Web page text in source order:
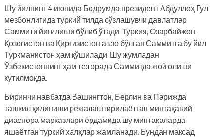
Шу йилнинг 4 июнида Бодрумда президент Абдуллоҳ Гул
мезбонлигида туркий тилда сўзлашувчи давлатлар
Саммити йиғилиши бўлиб ўтади. Туркия, Озарбайжон,
Қозоғистон ва Қирғизистон аъзо бўлган Саммитга бу йил
Туркманистон ҳам қўшилади. Шу жумладан
Ўзбекистоннинг ҳам тез орада Саммитда жой олиши
кутилмоқда.
Биринчи навбатда Вашингтон, Берлин ва Парижда
ташкил қилиниши режалаштирилаётган минтақавий
диаспора марказлари ёрдамида шу минтақаларда
яшаётган туркий халқлар жамланади. Бундан мақсад